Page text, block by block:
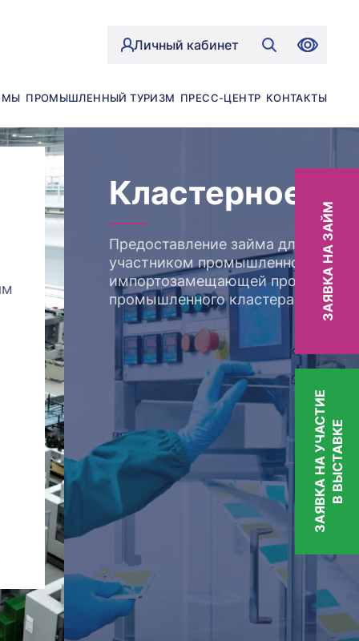
ЗАЯВКА НА ЗАЙМ
ЗАЯВКА НА УЧАСТИЕВ ВЫСТАВКЕ
Личный кабинет
ПРОМЫШЛЕННЫЙ ТУРИЗМ ПРЕСС-ЦЕНТР КОНТАКТЫ
Кластерное
Предоставление займа для
участником промышленного
импортозамещающей
промышленного кластера
5-50
8
не
более
1,5